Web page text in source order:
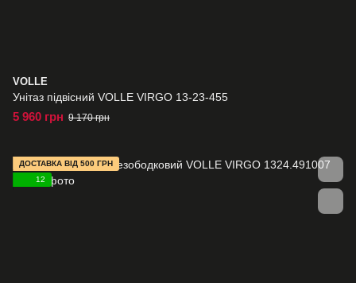
VOLLE
Унітаз підвісний VOLLE VIRGO 13-23-455
5 960 грн 9 170 грн
ДОСТАВКА ВІД 500 ГРН
12